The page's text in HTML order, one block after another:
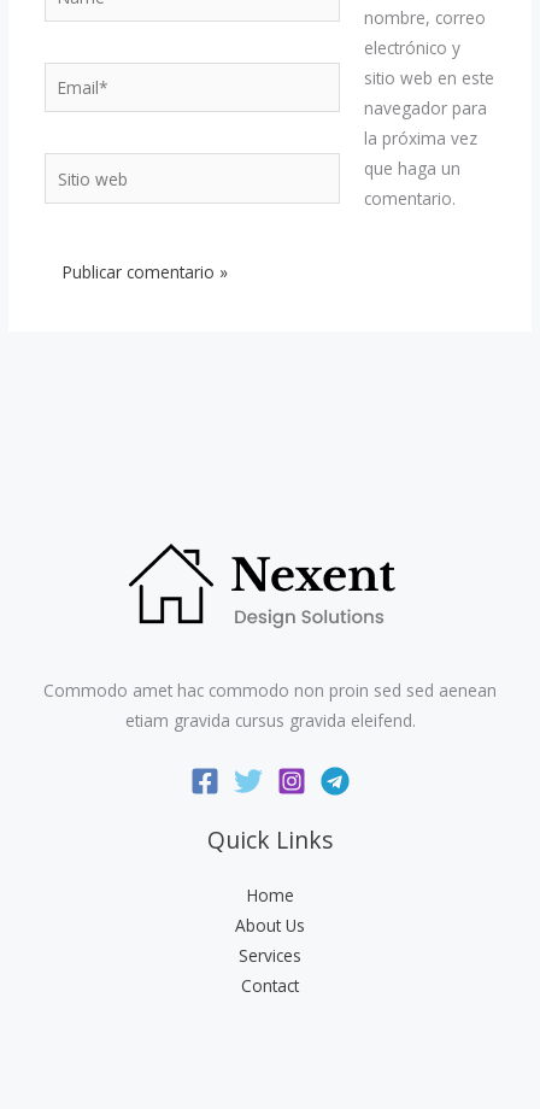
Email*
web
nombre, correo
electrónico y
sitio web en este
navegador para
la próxima vez
que haga un
comentario.
Commodo amet hac commodo non proin sed sed aenean
etiam gravida cursus gravida eleifend.
Quick Links
Home
About Us
Services
Contact